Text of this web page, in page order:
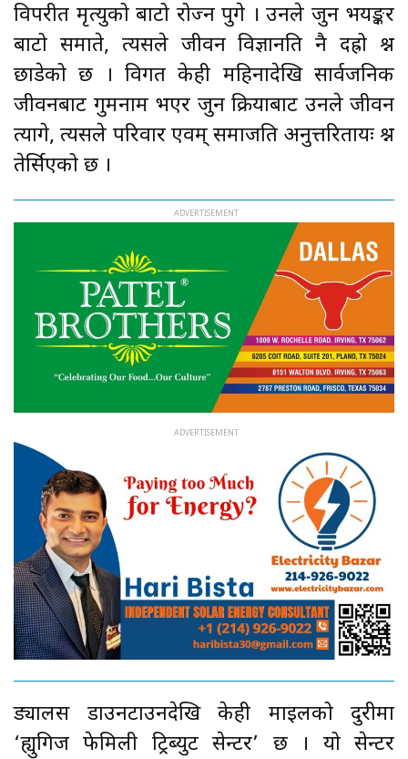
विपरीत मृत्युको बाटो रोज्न पुगे । उनले जुन भयङ्कर
बाटो समाते, त्यसले जीवन विज्ञानप्रति नै दह्रो प्रश्न
छाडेको छ । विगत केही महिनादेखि सार्वजनिक
जीवनबाट गुमनाम भएर जुन प्रक्रियाबाट उनले जीवन
त्यागे, त्यसले परिवार एवम् समाजप्रति अनुत्तरितप्रायः प्रश्न
तेर्सिएको छ ।
ड्यालस डाउनटाउनदेखि केही माइलको दुरीमा
‘ह्युगिज फेमिली ट्रिब्युट सेन्टर’ छ । यो सेन्टर